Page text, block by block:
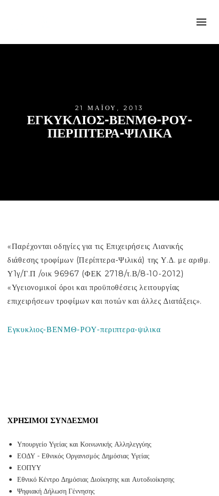
21 ΜΑΪ́ΟΥ, 2013
ΕΓΚΥΚΛΙΟΣ-ΒΕΝΜΘ-ΡΟΥ-
ΠΕΡΙΠΤΕΡΑ-ΨΙΛΙΚΑ
«Παρέχονται οδηγίες για τις Επιχειρήσεις Λιανικής
διάθεσης τροφίμων (Περίπτερα-Ψιλικά) της Υ.Δ. με αριθμ.
Υ1γ/Γ.Π /οικ 96967 (ΦΕΚ 2718/τ.Β/8-10-2012)
«Υγειονομικοί όροι και προϋποθέσεις λειτουργίας
επιχειρήσεων τροφίμων και ποτών και άλλες Διατάξεις».
Εγκυκλιος-ΒΕΝΜΘ-ΡΟΥ-περιπτερα-ψιλικα
ΧΡΉΣΙΜΟΙ ΣΎΝΔΕΣΜΟΙ
Υπουργείο Υγείας και Κοινωνικής Αλληλεγγύης
ΕΟΔΥ - Εθνικός Οργανισμός Δημόσιας Υγείας
ΕΟΠΥΥ
Εθνικό Κέντρο Δημόσιας Διοίκησης και Αυτοδιοίκησης
Ψηφιακή Δήλωση Γέννησης